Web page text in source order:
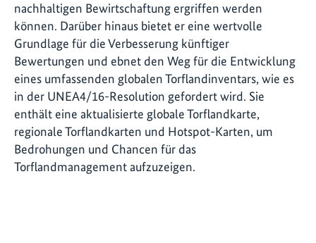
nachhaltigen Bewirtschaftung ergriffen werden
können. Darüber hinaus bietet er eine wertvolle
Grundlage für die Verbesserung künftiger
Bewertungen und ebnet den Weg für die Entwicklung
eines umfassenden globalen Torflandinventars, wie es
in der UNEA4/16-Resolution gefordert wird. Sie
enthält eine aktualisierte globale Torflandkarte,
regionale Torflandkarten und Hotspot-Karten, um
Bedrohungen und Chancen für das
Torflandmanagement aufzuzeigen.